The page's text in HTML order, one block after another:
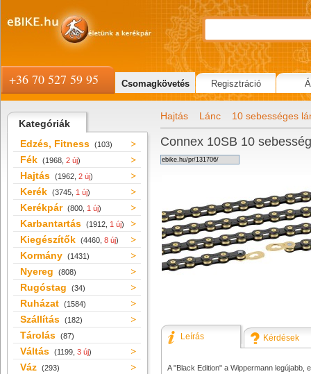
Kategóriák
Edzés, Fitness (103)
Fék (1968, 2 új)
Hajtás (1962, 2 új)
Kerék (3745, 1 új)
Kerékpár (800, 1 új)
Karbantartás (1912, 1 új)
Kiegészítők (4460, 8 új)
Kormány (1431)
Nyereg (808)
Rugóstag (34)
Ruházat (1584)
Szállítás (182)
Tárolás (87)
Váltás (1199, 3 új)
Váz (293)
Hajtás Lánc 10 sebességes
Connex 10SB 10
Leírás Kérdések
A "Black Edition" a Wippermann legújabb,
+36 70 527 59 95 Csomagkövetés Regisztráció